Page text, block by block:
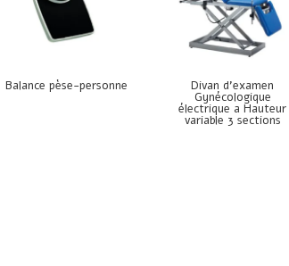
Balance pèse-personne Divan d’examen
Gynécologique
électrique a Hauteur
variable 3 sections